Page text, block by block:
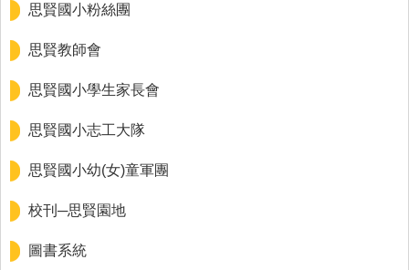
思賢國小粉絲團
思賢教師會
思賢國小學生家長會
思賢國小志工大隊
思賢國小幼(女)童軍團
校刊─思賢園地
圖書系統